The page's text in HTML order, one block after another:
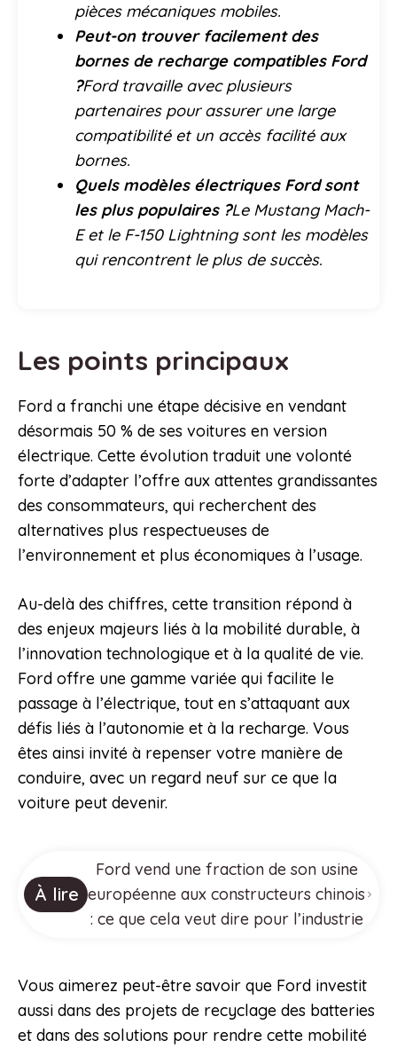
pièces mécaniques mobiles.
Peut-on trouver facilement des
bornes de recharge compatibles Ford
?Ford travaille avec plusieurs
partenaires pour assurer une large
compatibilité et un accès facilité aux
bornes.
Quels modèles électriques Ford sont
les plus populaires ?Le Mustang Mach-
E et le F-150 Lightning sont les modèles
qui rencontrent le plus de succès.
Les points principaux
Ford a franchi une étape décisive en vendant
désormais 50 % de ses voitures en version
électrique. Cette évolution traduit une volonté
forte d’adapter l’offre aux attentes grandissantes
des consommateurs, qui recherchent des
alternatives plus respectueuses de
l’environnement et plus économiques à l’usage.
Au-delà des chiffres, cette transition répond à
des enjeux majeurs liés à la mobilité durable, à
l’innovation technologique et à la qualité de vie.
Ford offre une gamme variée qui facilite le
passage à l’électrique, tout en s’attaquant aux
défis liés à l’autonomie et à la recharge. Vous
êtes ainsi invité à repenser votre manière de
conduire, avec un regard neuf sur ce que la
voiture peut devenir.
À lire
Ford vend une fraction de son usine
européenne aux constructeurs chinois
: ce que cela veut dire pour l’industrie
Vous aimerez peut-être savoir que Ford investit
aussi dans des projets de recyclage des batteries
et dans des solutions pour rendre cette mobilité